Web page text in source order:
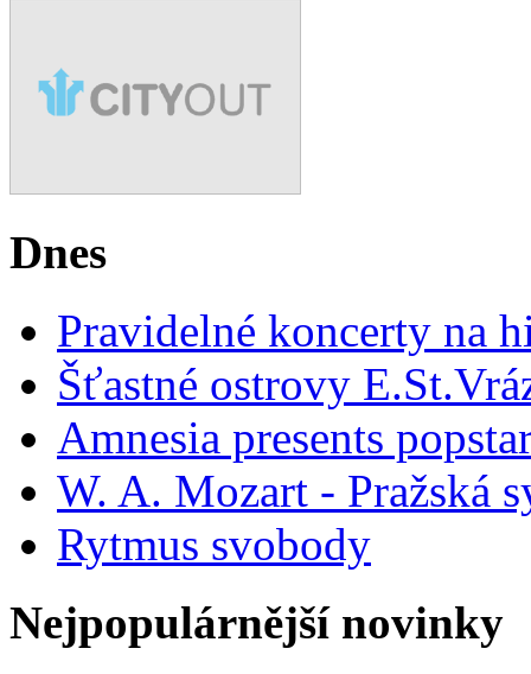
Dnes
Pravidelné koncerty na
Šťastné ostrovy
Amnesia presents
W. A. Mozart - Pražská
Rytmus svobody
Nejpopulárnější novinky